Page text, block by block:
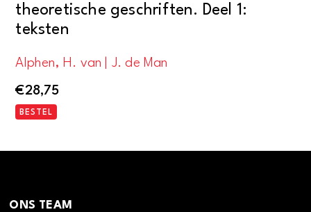
theoretische geschriften. Deel 1:
teksten
Alphen, H. van | J. de Man
€28,75
BESTEL
ONS TEAM